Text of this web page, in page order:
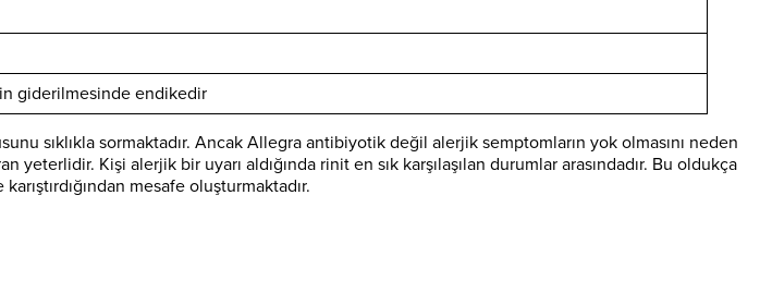
giderilmesinde endikedir
sıklıkla sormaktadır. Ancak Allegra antibiyotik değil alerjik semptomların yok olmasını neden
Kişi alerjik bir uyarı aldığında rinit en sık karşılaşılan durumlar arasındadır. Bu oldukça
mesafe oluşturmaktadır.